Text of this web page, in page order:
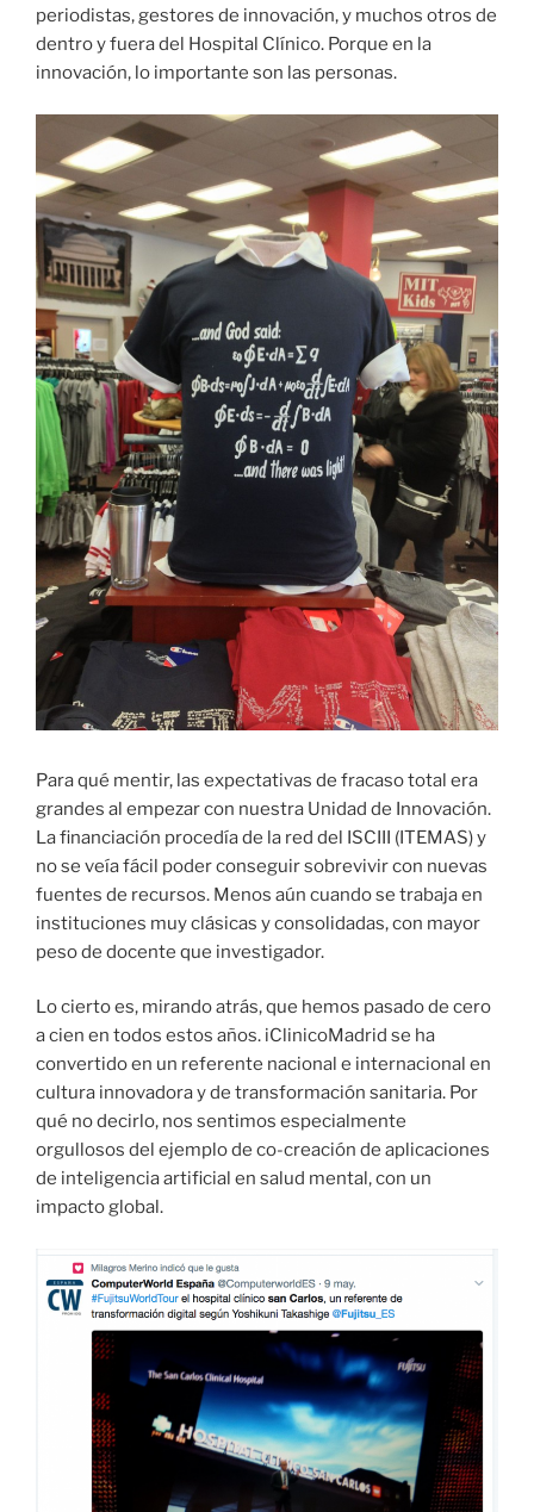
periodistas, gestores de innovación, y muchos otros de
dentro y fuera del Hospital Clínico. Porque en la
innovación, lo importante son las personas.
Para qué mentir, las expectativas de fracaso total era
grandes al empezar con nuestra Unidad de Innovación.
La financiación procedía de la red del ISCIII (ITEMAS) y
no se veía fácil poder conseguir sobrevivir con nuevas
fuentes de recursos. Menos aún cuando se trabaja en
instituciones muy clásicas y consolidadas, con mayor
peso de docente que investigador.
Lo cierto es, mirando atrás, que hemos pasado de cero
a cien en todos estos años. iClinicoMadrid se ha
convertido en un referente nacional e internacional en
cultura innovadora y de transformación sanitaria. Por
qué no decirlo, nos sentimos especialmente
orgullosos del ejemplo de co-creación de aplicaciones
de inteligencia artificial en salud mental, con un
impacto global.